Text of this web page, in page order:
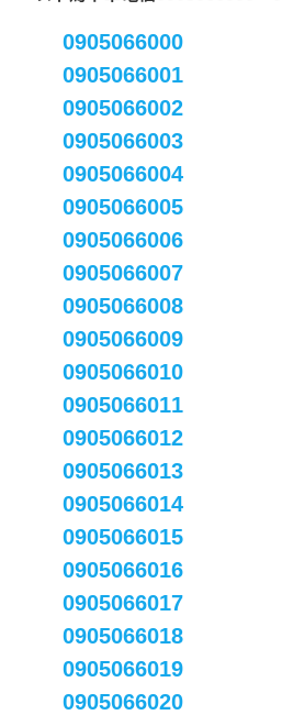
0905066000
0905066001
0905066002
0905066003
0905066004
0905066005
0905066006
0905066007
0905066008
0905066009
0905066010
0905066011
0905066012
0905066013
0905066014
0905066015
0905066016
0905066017
0905066018
0905066019
0905066020